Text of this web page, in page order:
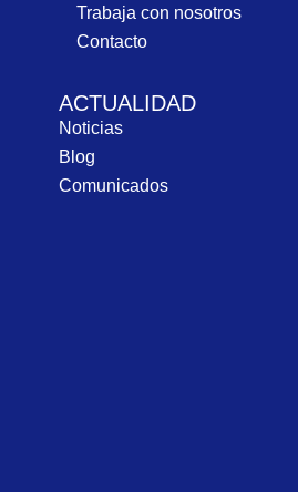
Trabaja con nosotros
Contacto
ACTUALIDAD
Noticias
Blog
Comunicados